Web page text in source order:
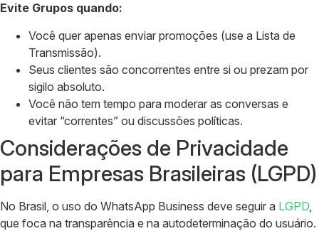
Evite Grupos quando:
Você quer apenas enviar promoções (use a Lista de
Transmissão).
Seus clientes são concorrentes entre si ou prezam por
sigilo absoluto.
Você não tem tempo para moderar as conversas e
evitar “correntes” ou discussões políticas.
Considerações de Privacidade
para Empresas Brasileiras (LGPD)
No Brasil, o uso do WhatsApp Business deve seguir a LGPD
que foca na transparência e na autodeterminação do usuário.